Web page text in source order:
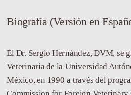
Biografía (Versión en
El Dr. Sergio Hernández, DVM, se
Veterinaria de la Universidad
México, en 1990 a través del